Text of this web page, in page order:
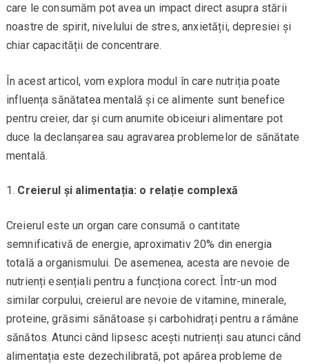
care le consumăm pot avea un impact direct asupra stării
noastre de spirit, nivelului de stres, anxietății, depresiei și
chiar capacității de concentrare.
În acest articol, vom explora modul în care nutriția poate
influența sănătatea mentală și ce alimente sunt benefice
pentru creier, dar și cum anumite obiceiuri alimentare pot
duce la declanșarea sau agravarea problemelor de sănătate
mentală.
Creierul și alimentația: o relație complexă
Creierul este un organ care consumă o cantitate
semnificativă de energie, aproximativ 20% din energia
totală a organismului. De asemenea, acesta are nevoie de
nutrienți esențiali pentru a funcționa corect. Într-un mod
similar corpului, creierul are nevoie de vitamine, minerale,
proteine, grăsimi sănătoase și carbohidrați pentru a rămâne
sănătos. Atunci când lipsesc acești nutrienți sau atunci când
alimentația este dezechilibrată, pot apărea probleme de